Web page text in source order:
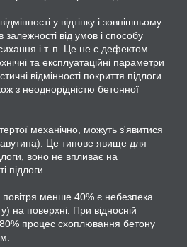
у відтінку і зовнішньому
залежності від умов і способу
і т. п. Це не є дефектом
та експлуатаційні параметри
відмінності покриття підлоги
з неоднорідністю бетонної
механічно, можуть з'явитися
Це типове явище для
воно не впливає на
підлоги.
повітря менше 40% є небезпека
на поверхні. При відносній
80% процес схоплювання бетону